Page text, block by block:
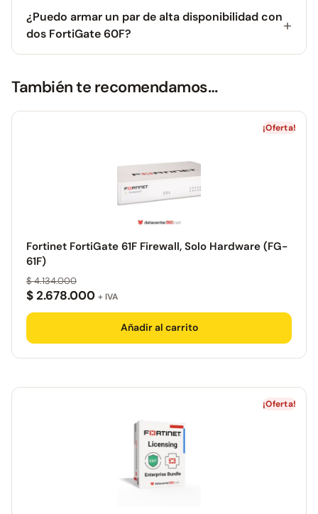
¿Puedo armar un par de alta disponibilidad con
dos FortiGate 60F?
También te recomendamos…
¡Oferta!
Fortinet FortiGate 61F Firewall, Solo Hardware (FG-
61F)
$4.134.000
$2.678.000 + IVA
Añadir al carrito
¡Oferta!